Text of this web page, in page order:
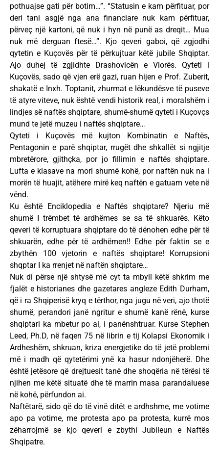
pothuajse gati për botim…”. “Statusin e kam përfituar, por
deri tani asgjë nga ana financiare nuk kam përfituar,
përveç një kartoni, që nuk i hyn në punë as dreqit… Mua
nuk më derguan ftesë…”. Kjo qeveri gaboi, që zgjodhi
qytetin e Kuçovës për të përkujtuar këtë jubile Shqiptar.
Ajo duhej të zgjidhte Drashovicën e Vlorës. Qyteti i
Kuçovës, sado që vjen erë gazi, ruan hijen e Prof. Zuberit,
shakatë e Inxh. Toptanit, zhurmat e lëkundësve të puseve
të atyre viteve, nuk është vendi historik real, i moralshëm i
lindjes së naftës shqiptare, shumë-shumë qyteti i Kuçovçs
mund te jetë muzeu i naftës shqiptare…
Qyteti i Kuçovës më kujton Kombinatin e Naftës,
Pentagonin e parë shqiptar, rrugët dhe shkallët si ngjitje
mbretërore, gjithçka, por jo fillimin e naftës shqiptare.
Lufta e klasave na mori shumë kohë, por naftën nuk na i
morën të huajit, atëhere mirë keq naftën e gatuam vete në
vënd.
Ku është Enciklopedia e Naftës shqiptare? Njeriu më
shumë I trëmbet të ardhëmes se sa të shkuarës. Këto
qeveri të korruptuara shqiptare do të dënohen edhe për të
shkuarën, edhe për të ardhëmen!! Edhe për faktin se e
zbythën 100 vjetorin e naftës shqiptare! Korrupsioni
shqptar I ka rrenjet në naftën shqiptare…
Nuk di përse një shtysë më cyt ta mbyll këtë shkrim me
fjalët e historianes dhe gazetares angleze Edith Durham,
që i ra Shqiperisë kryq e tërthor, nga jugu në veri, ajo thotë
shumë, perandori janë ngritur e shumë kanë rënë, kurse
shqiptari ka mbetur po ai, i panënshtruar. Kurse Stephen
Leed, Ph.D, në faqen 75 në librin e tij Kolapsi Ekonomik i
Ardheshëm, shkruan, kriza energjetike do të jetë problemi
më i madh që qytetërimi ynë ka hasur ndonjëherë. Dhe
është jetësore që drejtuesit tanë dhe shoqëria në tërësi të
njihen me këtë situatë dhe të marrin masa parandaluese
në kohë, përfundon ai.
Naftëtarë, sido që do të vinë ditët e ardhshme, me votime
apo pa votime, me protesta apo pa protesta, kurrë mos
zëharrojmë se kjo qeveri e zbythi Jubileun e Naftës
Shqipatre.